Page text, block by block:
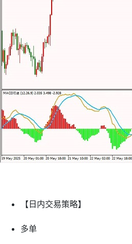
【日内交易策略】
多单